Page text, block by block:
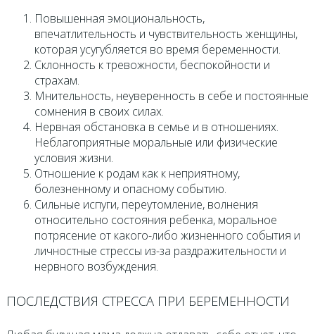
Повышенная эмоциональность,
впечатлительность и чувствительность женщины,
которая усугубляется во время беременности.
Склонность к тревожности, беспокойности и
страхам.
Мнительность, неуверенность в себе и постоянные
сомнения в своих силах.
Нервная обстановка в семье и в отношениях.
Неблагоприятные моральные или физические
условия жизни.
Отношение к родам как к неприятному,
болезненному и опасному событию.
Сильные испуги, переутомление, волнения
относительно состояния ребенка, моральное
потрясение от какого-либо жизненного события и
личностные стрессы из-за раздражительности и
нервного возбуждения.
ПОСЛЕДСТВИЯ СТРЕССА ПРИ БЕРЕМЕННОСТИ